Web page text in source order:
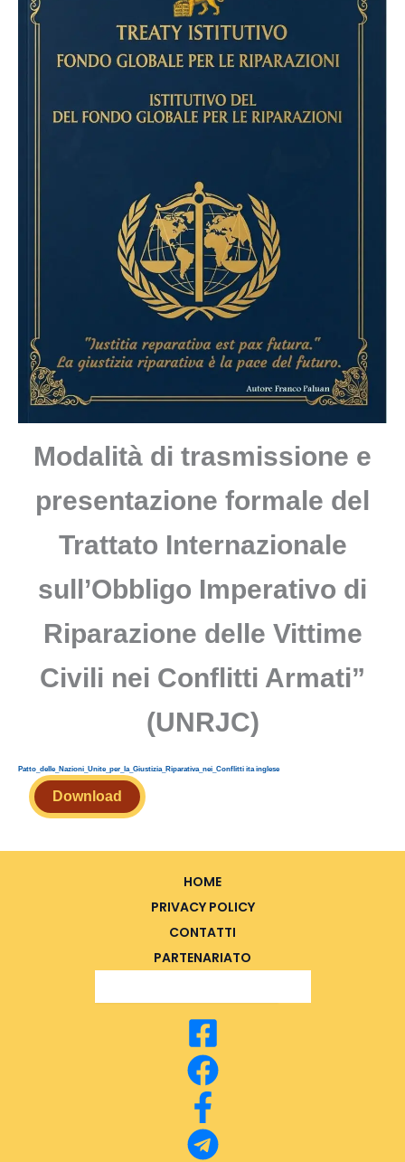
Modalità di trasmissione e
presentazione formale del
Trattato Internazionale
sull’Obbligo Imperativo di
Riparazione delle Vittime
Civili nei Conflitti Armati”
(UNRJC)
Patto_delle_Nazioni_Unite_per_la_Giustizia_Riparativa_nei_Conflitti ita inglese
Download
HOME
PRIVACY POLICY
CONTATTI
PARTENARIATO
Search Button